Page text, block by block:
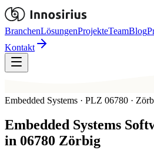
BranchenLösungenProjekteTeamBlog
Kontakt
Embedded Systems · PLZ 06780 ·
Embedded Systems
in 06780 Zörbig